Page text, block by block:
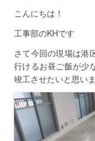
こんにちは！
工事部のKHです
さて今回の現場は港
行けるお昼ご飯が少
竣工させたいと思い